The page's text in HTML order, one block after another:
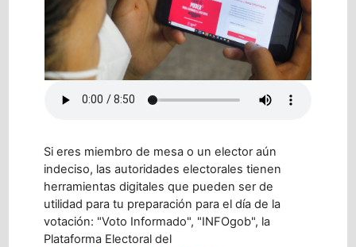
Si eres miembro de mesa o un elector aún
indeciso, las autoridades electorales tienen
herramientas digitales que pueden ser de
utilidad para tu preparación para el día de la
votación: "Voto Informado", "INFOgob", la
Plataforma Electoral del